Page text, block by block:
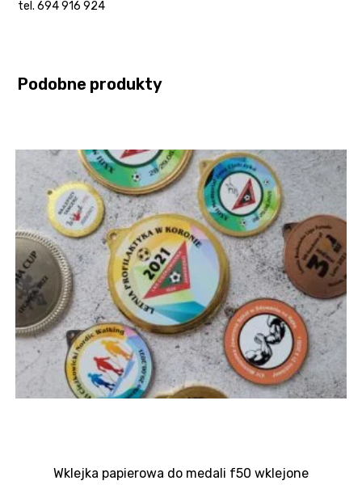
tel. 694 916 924
Podobne produkty
Wklejka papierowa do medali f50 wklejone